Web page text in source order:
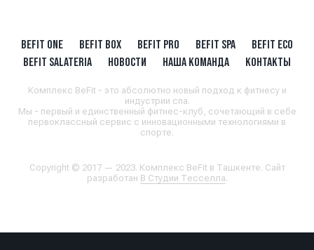
BEFIT ONE BEFIT BOX BEFIT PRO BEFIT SPA
BEFIT ECO
BEFIT SALATERIA
НОВОСТИ НАША КОМАНДА КОНТАКТЫ
Комплекс BeFit - это абсолютно новый подход к фитнесу и
индустрии спа.
Мы - первый и единственный фитнес-клуб, сочетающий в себе
первоклассный сервис с инновационными технологиями в
спорте.
Copyright © 2017 — 2023. Комплекс BeFit в Ташкенте. Сайт
разработан В Студии Тесселла.